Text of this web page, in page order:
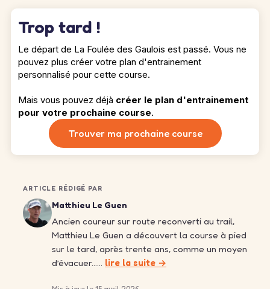
Trop tard !
Le départ de La Foulée des Gaulois est passé. Vous ne
pouvez plus créer votre plan d'entrainement
personnalisé pour cette course.
Mais vous pouvez déjà créer le plan d'entrainement
pour votre prochaine course.
Trouver ma prochaine course
ARTICLE RÉDIGÉ PAR
Matthieu Le Guen
Ancien coureur sur route reconverti au trail,
Matthieu Le Guen a découvert la course à pied
sur le tard, après trente ans, comme un moyen
d’évacuer…… lire la suite →